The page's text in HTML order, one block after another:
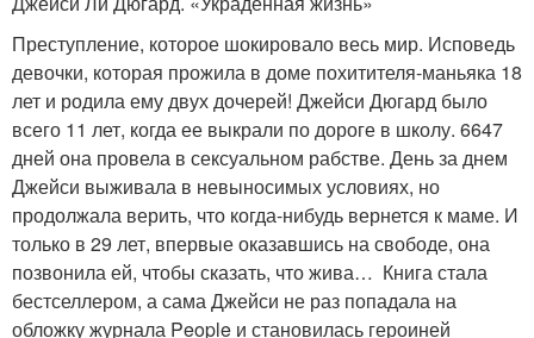
Преступление, которое шокировало весь мир. Исповедь
девочки, которая прожила в доме похитителя-маньяка 18
лет и родила ему двух дочерей! Джейси Дюгард было
всего 11 лет, когда ее выкрали по дороге в школу. 6647
дней она провела в сексуальном рабстве. День за днем
Джейси выживала в невыносимых условиях, но
продолжала верить, что когда-нибудь вернется к маме. И
только в 29 лет, впервые оказавшись на свободе, она
позвонила ей, чтобы сказать, что жива… Книга стала
бестселлером, а сама Джейси не раз попадала на
обложку журнала People и становилась героиней